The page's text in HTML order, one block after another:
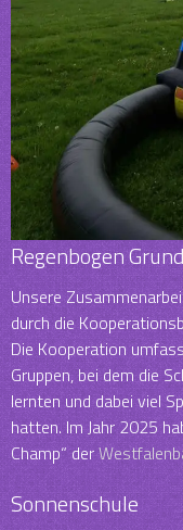
Regenbogen
Unsere
durch die
Die Kooperation
Gruppen, bei dem die
lernten und dabei viel
hatten. Im Jahr 2025
Champ“ der
Sonnenschule